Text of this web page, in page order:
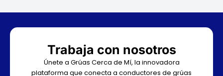
Trabaja con nosotros
Únete a Grúas Cerca de Mí, la innovadora
plataforma que conecta a conductores de grúas